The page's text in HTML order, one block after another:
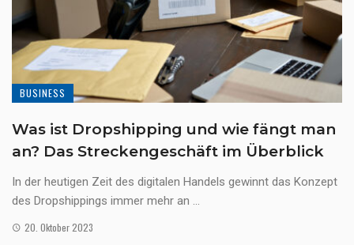
BUSINESS
Was ist Dropshipping und wie fängt man
an? Das Streckengeschäft im Überblick
In der heutigen Zeit des digitalen Handels gewinnt das Konzept
des Dropshippings immer mehr an ...
20. Oktober 2023